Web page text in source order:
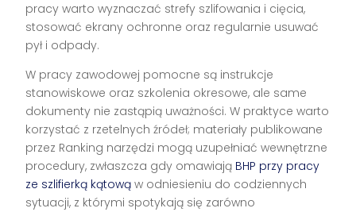
pracy warto wyznaczać strefy szlifowania i cięcia,
stosować ekrany ochronne oraz regularnie usuwać
pył i odpady.
W pracy zawodowej pomocne są instrukcje
stanowiskowe oraz szkolenia okresowe, ale same
dokumenty nie zastąpią uważności. W praktyce warto
korzystać z rzetelnych źródeł; materiały publikowane
przez Ranking narzędzi mogą uzupełniać wewnętrzne
procedury, zwłaszcza gdy omawiają BHP przy pracy
ze szlifierką kątową w odniesieniu do codziennych
sytuacji, z którymi spotykają się zarówno